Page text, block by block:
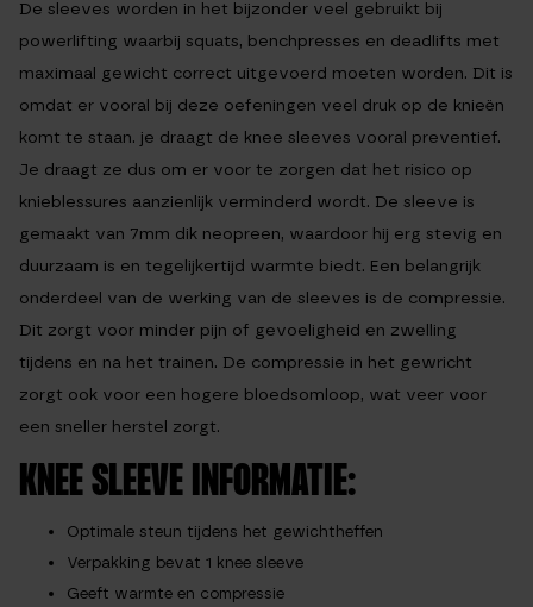
De sleeves worden in het bijzonder veel gebruikt bij
powerlifting waarbij squats, benchpresses en deadlifts met
maximaal gewicht correct uitgevoerd moeten worden. Dit is
omdat er vooral bij deze oefeningen veel druk op de knieën
komt te staan. je draagt de knee sleeves vooral preventief.
Je draagt ze dus om er voor te zorgen dat het risico op
knieblessures aanzienlijk verminderd wordt. De sleeve is
gemaakt van 7mm dik neopreen, waardoor hij erg stevig en
duurzaam is en tegelijkertijd warmte biedt. Een belangrijk
onderdeel van de werking van de sleeves is de compressie.
Dit zorgt voor minder pijn of gevoeligheid en zwelling
tijdens en na het trainen. De compressie in het gewricht
zorgt ook voor een hogere bloedsomloop, wat veer voor
een sneller herstel zorgt.
KNEE SLEEVE INFORMATIE:
Optimale steun tijdens het gewichtheffen
Verpakking bevat 1 knee sleeve
Geeft warmte en compressie